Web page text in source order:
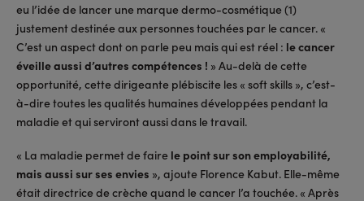
eu l’idée de lancer une marque dermo-cosmétique (1)
justement destinée aux personnes touchées par le cancer. «
C’est un aspect dont on parle peu mais qui est réel : le cancer
éveille aussi d’autres compétences ! » Au-delà de cette
opportunité, cette dirigeante plébiscite les « soft skills », c’est-
à-dire toutes les qualités humaines développées pendant la
maladie et qui serviront aussi dans le travail.
« La maladie permet de faire le point sur son employabilité,
mais aussi sur ses envies », ajoute Florence Kabut. Elle-même
était directrice de crèche quand le cancer l’a touchée. « Après